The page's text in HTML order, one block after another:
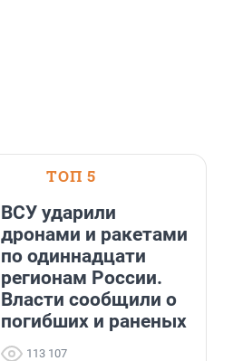
ТОП 5
ВСУ ударили
дронами и ракетами
по одиннадцати
регионам России.
Власти сообщили о
погибших и раненых
113 107